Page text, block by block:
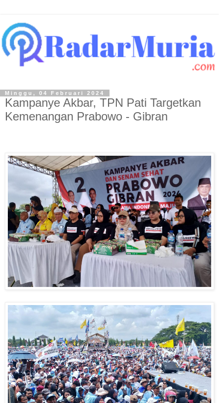
Minggu, 04 Februari 2024
Kampanye Akbar, TPN Pati Targetkan
Kemenangan Prabowo - Gibran